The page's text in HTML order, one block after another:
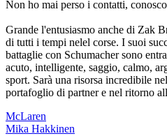
Non ho mai perso i contatti,
Grande l'entusiasmo anche di Zak
di tutti i tempi nelel corse. I suoi
battaglie con Schumacher sono
acuto, intelligente, saggio, calmo,
sport. Sarà una risorsa incredibile
portafoglio di partner e nel ritorno
McLaren
Mika Hakkinen